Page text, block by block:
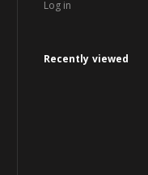
Log in
Recently viewed